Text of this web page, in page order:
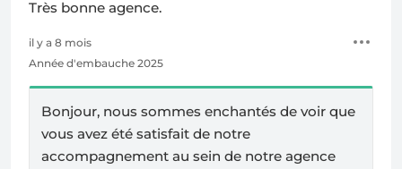
Très bonne agence.
il y a 8 mois
Année d'embauche 2025
Bonjour, nous sommes enchantés de voir que
vous avez été satisfait de notre
accompagnement au sein de notre agence